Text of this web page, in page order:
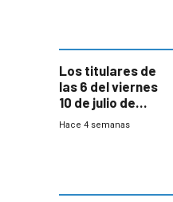
Los titulares de
las 6 del viernes
10 de julio de
2026
Hace 4 semanas